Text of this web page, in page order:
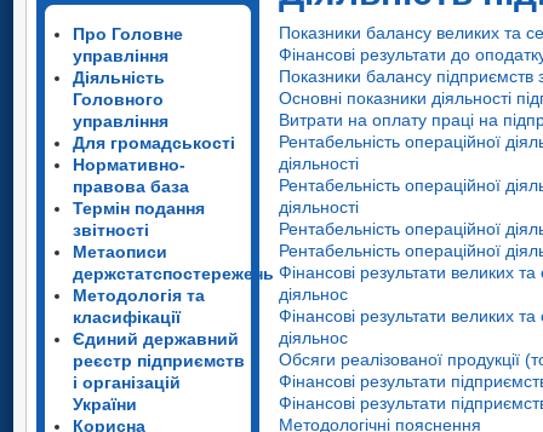
Про Головне
управління
Діяльність
Головного
управління
Для громадськості
Нормативно-
правова база
Термін подання
звітності
Метаописи
держстатспостережень
Методологія та
класифікації
Єдиний державний
реєстр підприємств
і організацій
України
Корисна
Показники балансу великих та
Фінансові результати до
Показники балансу підприємств
Основні показники діяльності
Витрати на оплату праці на
Рентабельність операційної
діяльності
Рентабельність операційної
діяльності
Рентабельність операційної
Рентабельність операційної
Фінансові результати великих
діяльнос
Фінансові результати великих
діяльнос
Обсяги реалізованої продукції
Фінансові результати
Фінансові результати
Методологічні пояснення